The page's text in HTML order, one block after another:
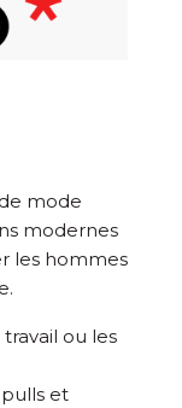
mode
modernes
les hommes
ou les
pulls et